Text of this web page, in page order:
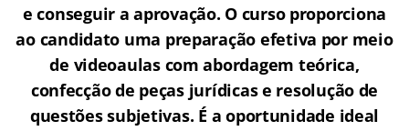
e conseguir a aprovação. O curso proporciona
ao candidato uma preparação efetiva por meio
de videoaulas com abordagem teórica,
confecção de peças jurídicas e resolução de
questões subjetivas. É a oportunidade ideal